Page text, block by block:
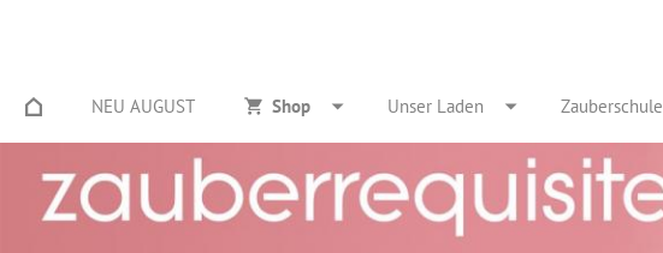
NEU AUGUST Shop Unser Laden Zauberschule